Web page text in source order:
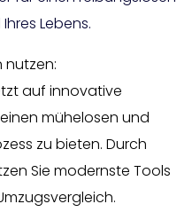
Lebens.
nutzen:
auf innovative
mühelosen und
zu bieten. Durch
Sie modernste Tools